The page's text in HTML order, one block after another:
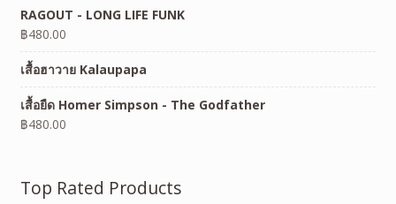
RAGOUT - LONG LIFE FUNK
฿480.00
เสื้อฮาวาย Kalaupapa
เสื้อยืด Homer Simpson - The Godfather
฿480.00
Top Rated Products